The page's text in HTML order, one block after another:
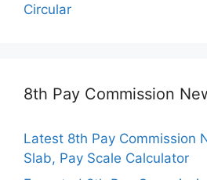
Circular
8th Pay Commission
Latest 8th Pay Commission
Slab, Pay Scale Calculator